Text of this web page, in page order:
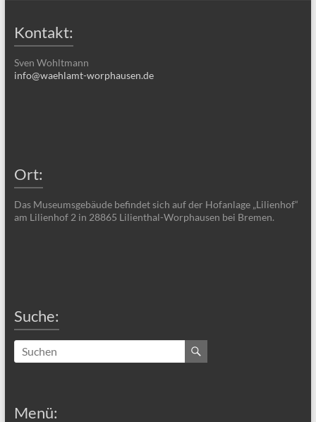
Kontakt:
Sven Wohltmann
info@waehlamt-worphausen.de
Ort:
Das Museumsgebäude befindet sich auf der Hofanlage „Lilienhof“
am Lilienhof 2 in 28865 Lilienthal-Worphausen bei Bremen.
Suche:
Menü: